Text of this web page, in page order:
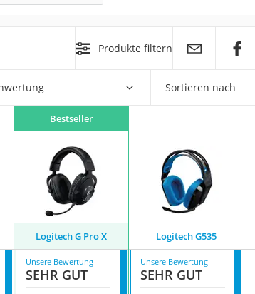
Produkte filtern
Sortieren nach
Bestseller
Logitech G Pro X Logitech G535
Unsere Bewertung
SEHR GUT
Unsere Bewertung
SEHR GUT